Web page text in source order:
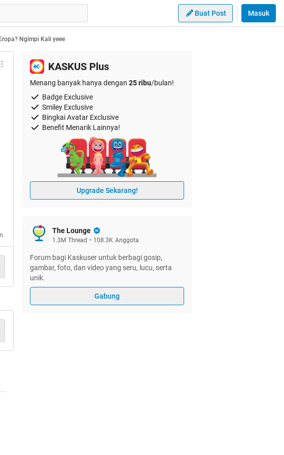
Buat Post Masuk
Ngimpi Kali yeee
KASKUS Plus
Menang banyak hanya dengan 25 ribu/bulan!
Badge Exclusive
Smiley Exclusive
Bingkai Avatar Exclusive
Benefit Menarik Lainnya!
Upgrade Sekarang!
The Lounge
1.3M Thread • 108.3K Anggota
Forum bagi Kaskuser untuk berbagi gosip,
gambar, foto, dan video yang seru, lucu, serta
unik.
Gabung